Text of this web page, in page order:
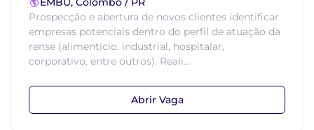
Prospecção e abertura de novos clientes identificar
empresas potenciais dentro do perfil de atuação da
rense (alimentício, industrial, hospitalar,
corporativo, entre outros). Reali...
Abrir Vaga